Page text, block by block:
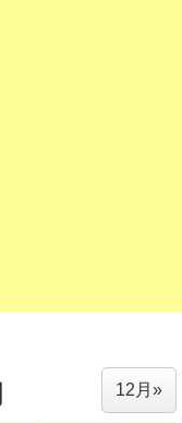
12月»